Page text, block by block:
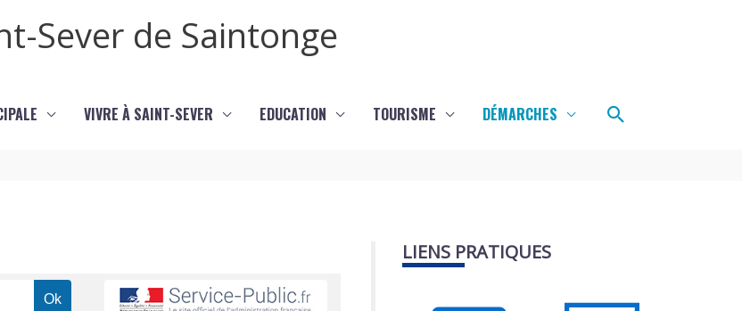
Sever de Saintonge
VIVRE À SAINT-SEVER EDUCATION TOURISME DÉMARCHES Rechercher
LIENS PRATIQUES